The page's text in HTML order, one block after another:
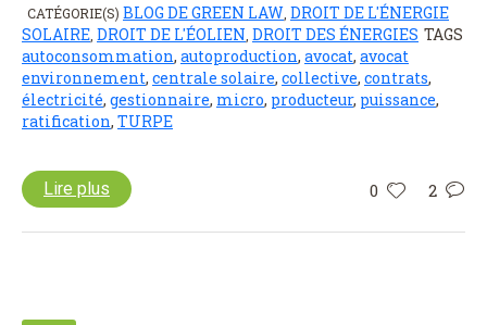
CATÉGORIE(S) BLOG DE GREEN LAW DROIT DE L'ÉNERGIE
SOLAIRE DROIT DE L'ÉOLIEN DROIT DES ÉNERGIES TAGS
autoconsommation, autoproduction, avocat, avocat
environnement, centrale solaire, collective, contrats,
électricité, gestionnaire, micro, producteur, puissance,
ratification, TURPE
0 2
Lire plus